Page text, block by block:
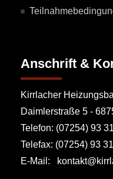
Anschrift &
Kirrlacher
Daimlerstraße 5 -
Telefon: (07254) 93
Telefax: (07254) 93
E-Mail: